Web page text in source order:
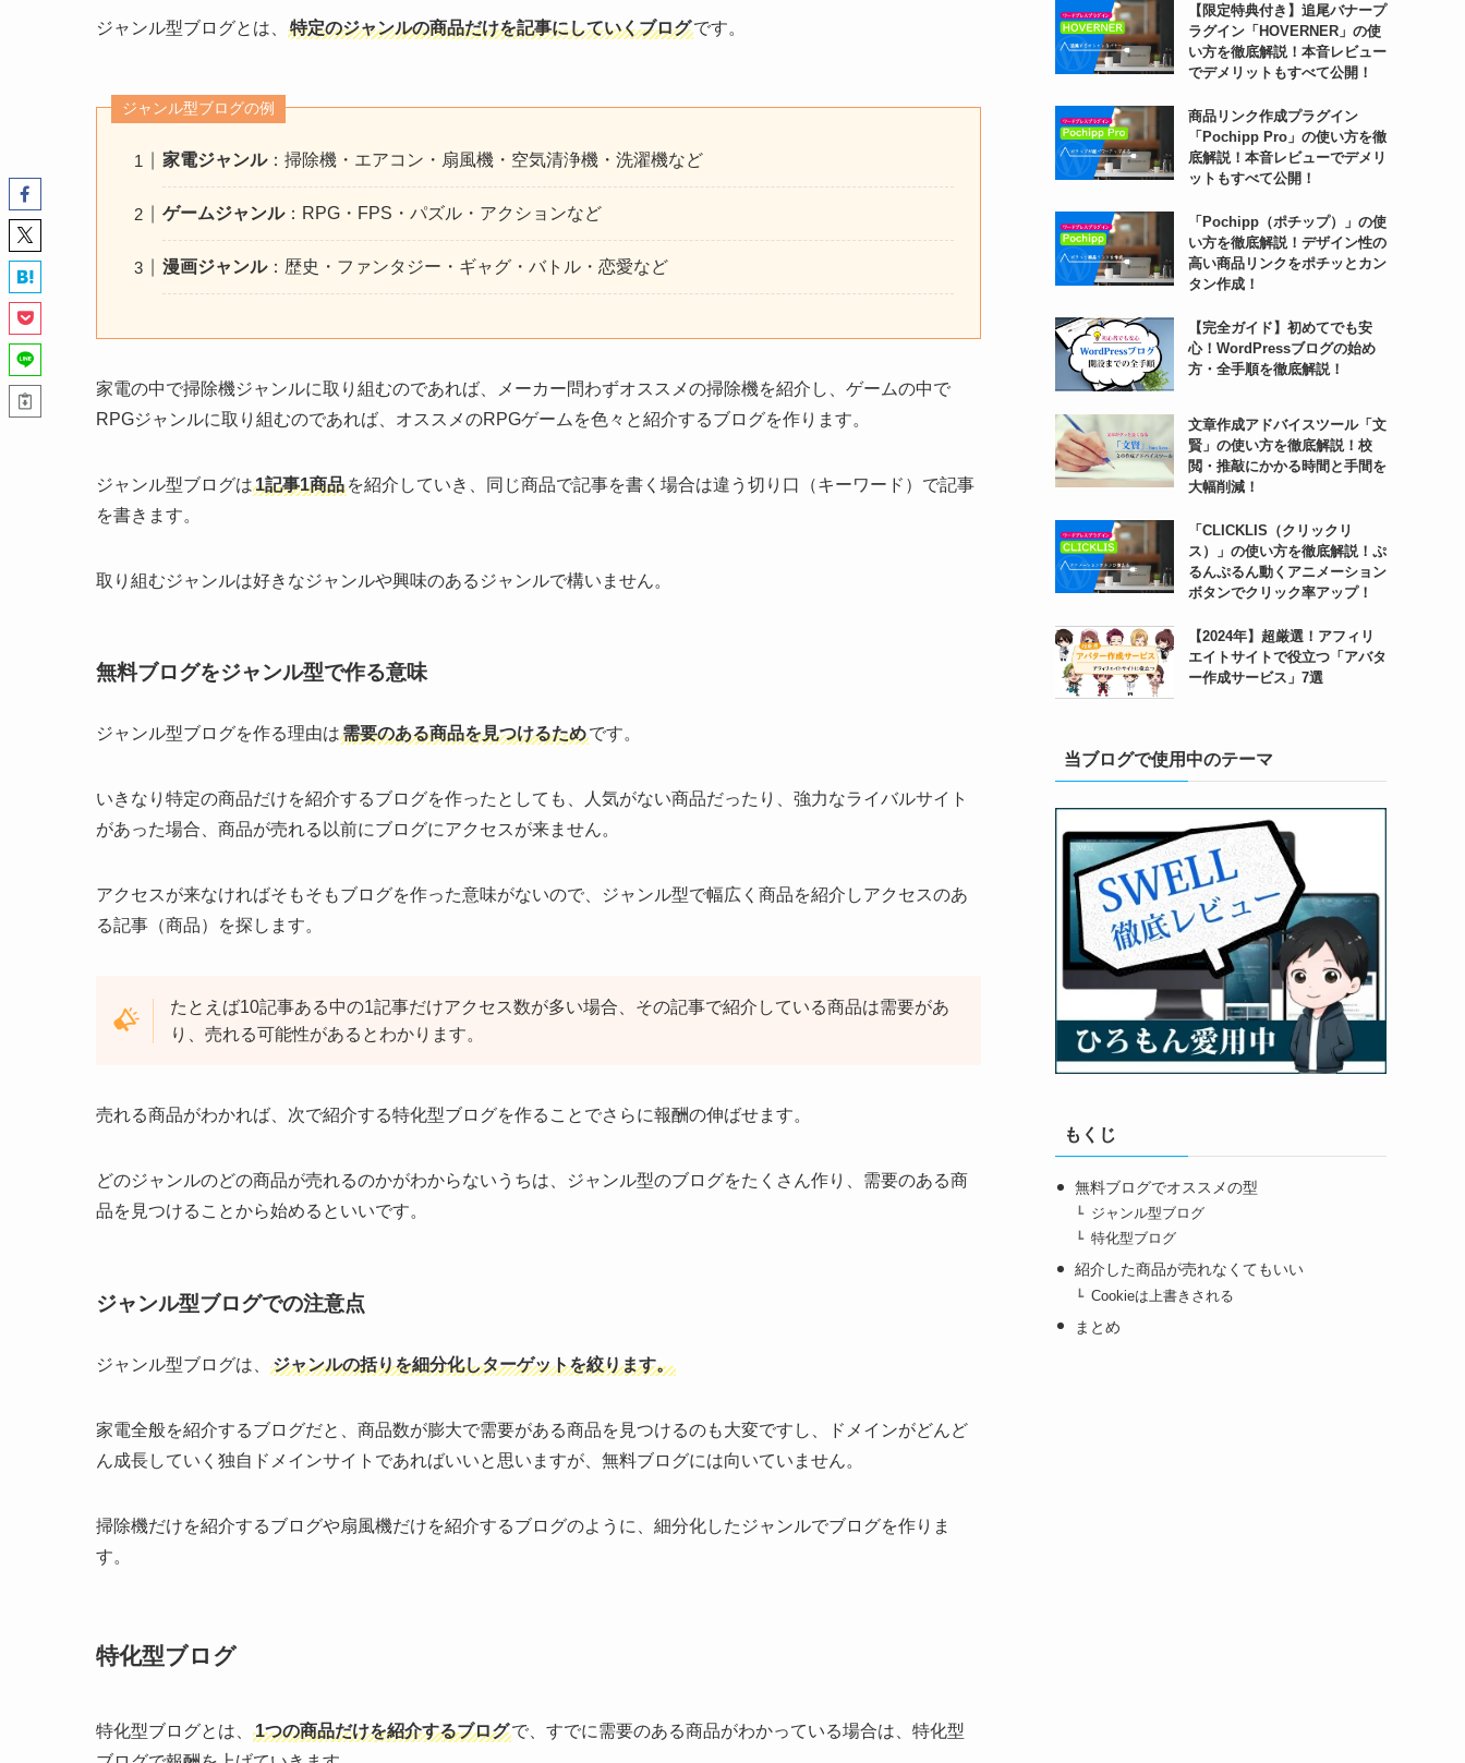
ジャンル型ブログとは、 特定のジャンルの商品だけを記事にしていくブログです。
ジャンル型ブログの例
家電ジャンル：掃除機・エアコン・扇風機・空気清浄機・洗濯機など
ゲームジャンル：RPG・FPS・パズル・アクションなど
漫画ジャンル：歴史・ファンタジー・ギャグ・バトル・恋愛など
家電の中で掃除機ジャンルに取り組むのであれば、メーカー問わずオススメの掃除機を紹介し、ゲームの中で
RPGジャンルに取り組むのであれば、オススメのRPGゲームを色々と紹介するブログを作ります。
ジャンル型ブログは1記事1商品 を紹介していき、同じ商品で記事を書く場合は違う切り口（キーワード）で記事
を書きます。
取り組むジャンルは好きなジャンルや興味のあるジャンルで構いません。
無料ブログをジャンル型で作る意味
ジャンル型ブログを作る理由は需要のある商品を見つけるためです。
いきなり特定の商品だけを紹介するブログを作ったとしても、人気がない商品だったり、強力なライバルサイト
があった場合、商品が売れる以前にブログにアクセスが来ません。
アクセスが来なければそもそもブログを作った意味がないので、ジャンル型で幅広く商品を紹介しアクセスのあ
る記事（商品）を探します。
たとえば10記事ある中の1記事だけアクセス数が多い場合、その記事で紹介している商品は需要があ
り、売れる可能性があるとわかります。
売れる商品がわかれば、次で紹介する特化型ブログを作ることでさらに報酬の伸ばせます。
どのジャンルのどの商品が売れるのかがわからないうちは、ジャンル型のブログをたくさん作り、需要のある商
品を見つけることから始めるといいです。
ジャンル型ブログでの注意点
ジャンル型ブログは、 ジャンルの括りを細分化しターゲットを絞ります。
家電全般を紹介するブログだと、商品数が膨大で需要がある商品を見つけるのも大変ですし、ドメインがどんど
ん成長していく独自ドメインサイトであればいいと思いますが、無料ブログには向いていません。
掃除機だけを紹介するブログや扇風機だけを紹介するブログのように、細分化したジャンルでブログを作りま
す。
特化型ブログ
特化型ブログとは、 1つの商品だけを紹介するブログで、すでに需要のある商品がわかっている場合は、特化型
【限定特典付き】追尾バナープ
ラグイン「HOVERNER」の使
い方を徹底解説！本音レビュー
でデメリットもすべて公開！
商品リンク作成プラグイン
「Pochipp Pro」の使い方を徹
底解説！本音レビューでデメリ
ットもすべて公開！
「Pochipp（ポチップ）」の使
い方を徹底解説！デザイン性の
高い商品リンクをポチッとカン
タン作成！
【完全ガイド】初めてでも安
心！WordPressブログの始め
方・全手順を徹底解説！
文章作成アドバイスツール「文
賢」の使い方を徹底解説！校
閲・推敲にかかる時間と手間を
大幅削減！
「CLICKLIS（クリックリ
ス）」の使い方を徹底解説！ぷ
るんぷるん動くアニメーション
ボタンでクリック率アップ！
【2024年】超厳選！アフィリ
エイトサイトで役立つ「アバタ
ー作成サービス」7選
当ブログで使用中のテーマ
もくじ
無料ブログでオススメの型
ジャンル型ブログ
特化型ブログ
紹介した商品が売れなくてもいい
Cookieは上書きされる
まとめ